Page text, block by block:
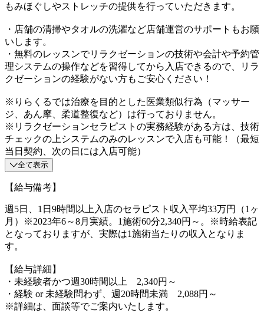
もみほぐしやストレッチの提供を行っていただきます。
・店舗の清掃やタオルの洗濯など店舗運営のサポートもお願
いします。
・無料のレッスンでリラクゼーションの技術や会計や予約管
理システムの操作などを習得してから入店できるので、リラ
クゼーションの経験がない方もご安心ください！
※りらくるでは治療を目的とした医業類似行為（マッサー
ジ、あん摩、柔道整復など）は行っておりません。
※リラクゼーションセラピストの実務経験がある方は、技術
チェックの上システムのみのレッスンで入店も可能！（最短
当日契約、次の日には入店可能）
全て表示
【給与備考】
週5日、1日9時間以上入店のセラピスト収入平均33万円（1ヶ
月）※2023年6～8月実績。1施術60分2,340円～。※時給表記
となっておりますが、実際は1施術当たりの収入となりま
す。
【給与詳細】
・未経験者かつ週30時間以上 2,340円～
・経験 or 未経験問わず、週20時間未満 2,088円～
※詳細は、面談等でご案内いたします。